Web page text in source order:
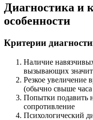
Диагностика и
особенности
Критерии
Наличие
вызывающих
Резкое увеличение
(обычно свыше часа
Попытки подавить
сопротивление
Психологический